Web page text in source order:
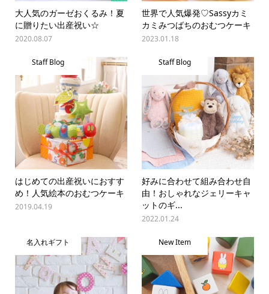
大人気のガーゼおくるみ！夏
に贈りたい出産祝い☆
2020.08.07
世界で人気爆発♡Sassyカミ
カミみつばちのおむつケーキ
2023.01.18
Staff Blog
はじめての出産祝いにおすす
め！人気絵本のおむつケーキ
2019.04.19
Staff Blog
好みに合わせて組み合わせ自
由！おしゃれなジェリーキャ
ットのギ...
2022.01.24
名入れギフト New Item